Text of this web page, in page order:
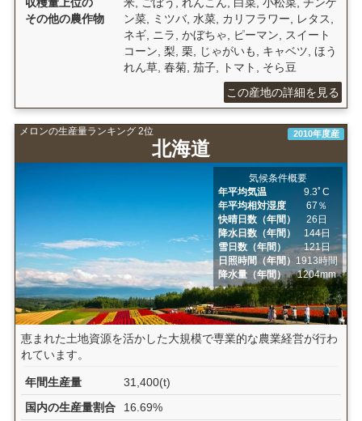
その他の農作物
ン菜, ミツバ, 水菜, カリフラワー, レタス,
ネギ, ニラ, かぼちゃ, ピーマン, スイート
コーン, 梨, 栗, じゃがいも, キャベツ, ほう
れん草, 春菊, 茄子, トマト, そら豆
この産地の詳細を見る
メロンの生産量ランキング 2位
北海道
2010年度産
気候条件概要
年平均気温
9.3ﾟC
年平均相対湿度
67％
快晴日数（年間）
26日
降水日数（年間）
144日
雪日数（年間）
121日
日照時間（年間） 1913時間
降水量（年間）
1204mm
恵まれた土地資源を活かした大規模で専業的な農業経営が行わ
れています。
年間生産量
31,400(t)
国内の生産量割合
16.69%